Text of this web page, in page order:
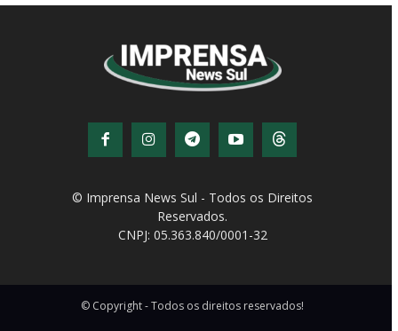
© Imprensa News Sul - Todos os Direitos
Reservados.
CNPJ: 05.363.840/0001-32
© Copyright - Todos os direitos reservados!